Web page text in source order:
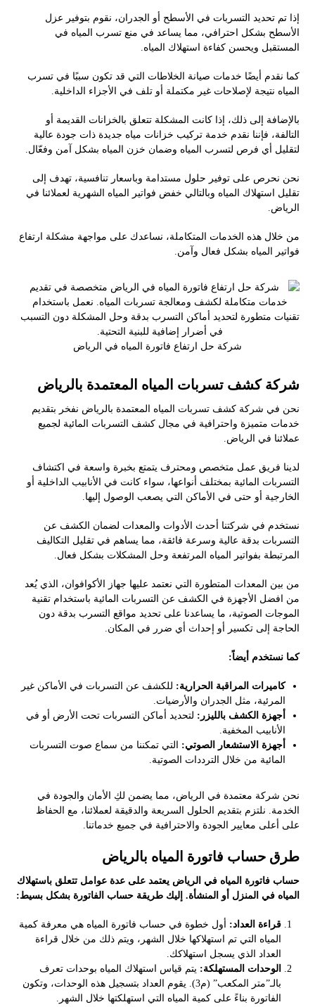
إذا تم تحديد التسربات في الأسطح أو الجدران، نقوم بتوفير عزل
الأسطح بشكل احترافي، مما يساعد في منع تسرب المياه في
المستقبل ويحسن كفاءة استهلاك المياه.
كما نقدم أيضًا خدمات صيانة الخلاطات التي قد تكون سببًا في تسرب
المياه نتيجة لإصلاحات غير مكتملة أو تلف في الأجزاء الداخلية.
بالإضافة إلى ذلك، إذا كانت المشكلة تتعلق بالخزانات القديمة أو
التالفة، فإننا نقدم خدمة تركيب خزانات مياه جديدة ذات جودة عالية
لتقليل أي فرص لتسرب المياه وضمان خزن المياه بشكل آمن وفعّال.
نحن نحرص على توفير حلول مستدامة وباسعار تنافسية، تهدف إلى
تقليل استهلاك المياه وبالتالي خفض فواتير المياه الشهرية لعملائنا في
الرياض.
من خلال هذه الخدمات المتكاملة، نساعدك على مواجهة مشكلة ارتفاع
فواتير المياه بشكل فعال وآمن.
شركة حل ارتفاع فاتورة المياه في الرياض
شركة كشف تسربات المياه المعتمدة بالرياض
نحن في شركة كشف تسربات المياه المعتمدة بالرياض نفخر بتقديم
خدمات متميزة واحترافية في مجال كشف التسربات المائية لجميع
عملائنا في الرياض.
لدينا فريق عمل متخصص ومحترف يتمتع بخبرة واسعة في اكتشاف
التسربات المائية بمختلف أنواعها، سواء كانت في الأنابيب الداخلية أو
الخارجية أو حتى في الأماكن التي يصعب الوصول إليها.
نستخدم في شركتنا أحدث الأدوات والمعدات لضمان الكشف عن
التسربات بدقة عالية وسرعة فائقة، مما يساهم في تقليل التكاليف
المرتبطة بفواتير المياه المرتفعة وحل المشكلات بشكل فعال.
من بين المعدات المتطورة التي نعتمد عليها جهاز الأكوافوان، الذي يُعد
من افضل الأجهزة في الكشف عن التسربات المائية باستخدام تقنية
الموجات الصوتية، ما يساعدنا على تحديد مواقع التسرب بدقة دون
الحاجة إلى تكسير أو إحداث أي ضرر في المكان.
كما نستخدم أيضاً:
كاميرات المراقبة الحرارية: للكشف عن التسربات في الأماكن غير
المرئية، مثل الجدران والأرضيات.
أجهزة الكشف بالليزر: لتحديد أماكن التسربات تحت الأرض أو في
الأنابيب المخفية.
أجهزة الاستشعار الصوتي: التي تمكننا من سماع صوت التسربات
المائية من خلال الترددات الصوتية.
نحن شركة معتمدة في الرياض، مما يضمن لكِ الأمان والجودة في
الخدمة. نلتزم بتقديم الحلول السريعة والدقيقة لعملائنا، مع الحفاظ
على أعلى معايير الجودة والاحترافية في جميع خدماتنا.
طرق حساب فاتورة المياه بالرياض
حساب فاتورة المياه في الرياض يعتمد على عدة عوامل تتعلق باستهلاك
المياه في المنزل أو المنشأة. إليك طريقة حساب الفاتورة بشكل بسيط:
قراءة العداد: أول خطوة في حساب فاتورة المياه هي معرفة كمية
المياه التي تم استهلاكها خلال الشهر، ويتم ذلك من خلال قراءة
العداد الذي يسجل استهلاكك.
الوحدات المستهلكة: يتم قياس استهلاك المياه بوحدات تعرف
بالـ”متر المكعب” (م3). يقوم العداد بتسجيل هذه الوحدات، وتكون
الفاتورة بناءً على كمية المياه التي استهلكتها خلال الشهر.